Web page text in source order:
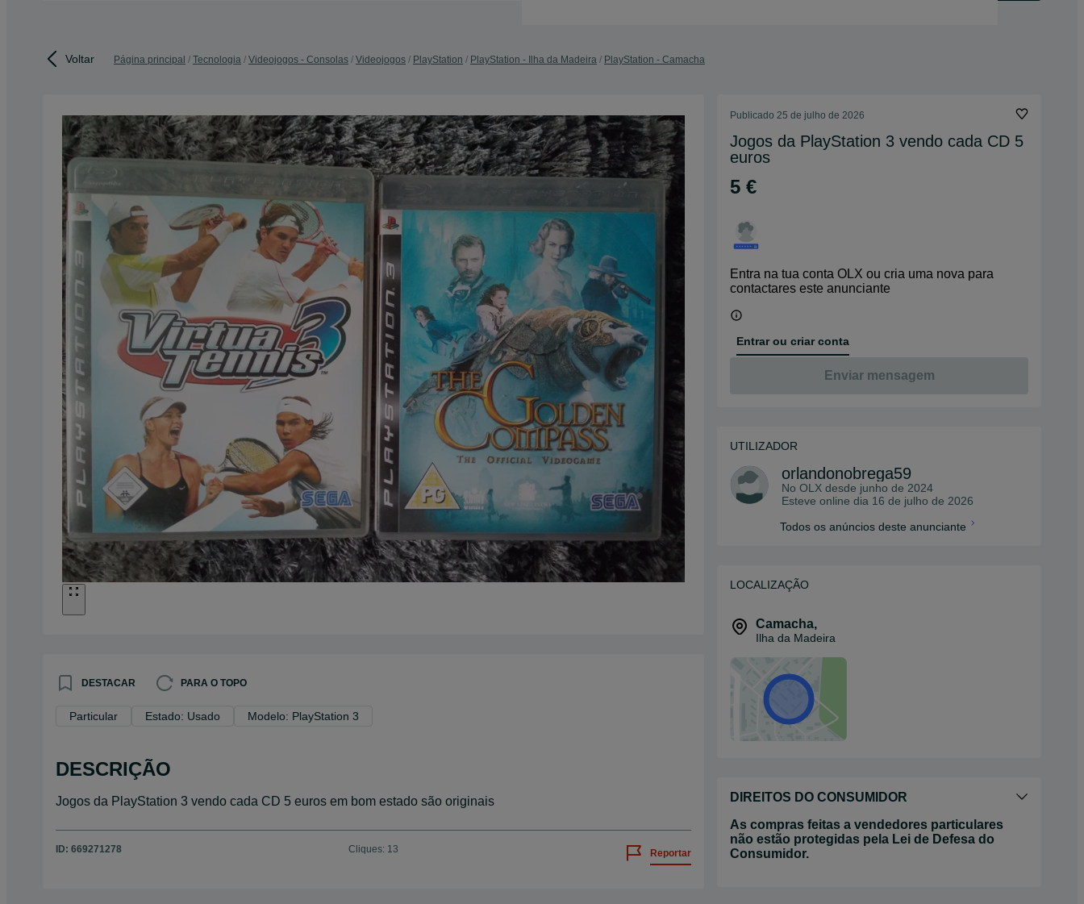
Voltar Página principal Tecnologia Videojogos - Consolas Videojogos PlayStation PlayStation - Ilha da Madeira PlayStation - Camacha
DESTACAR PARA O TOPO
Particular Estado: Usado Modelo: PlayStation 3
DESCRIÇÃO
Jogos da PlayStation 3 vendo cada CD 5 euros em bom estado são originais
ID: 669271278 Cliques: 13 Reportar
Publicado 25 de julho de 2026
Jogos da PlayStation 3 vendo cada CD 5
euros
5 €
Entra na tua conta OLX ou cria uma nova para
contactares este anunciante
Entrar ou criar conta
Enviar mensagem
UTILIZADOR
orlandonobrega59
No OLX desde junho de 2024
Esteve online dia 16 de julho de 2026
Todos os anúncios deste anunciante
LOCALIZAÇÃO
Camacha,
Ilha da Madeira
DIREITOS DO CONSUMIDOR
As compras feitas a vendedores particulares
não estão protegidas pela Lei de Defesa do
Consumidor.